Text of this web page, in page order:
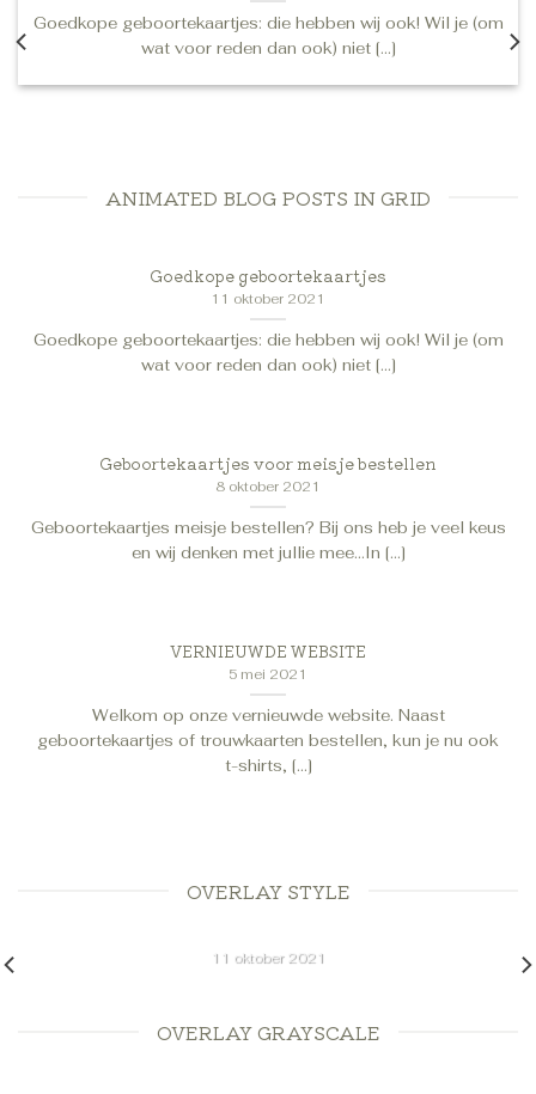
Goedkope geboortekaartjes: die hebben wij ook! Wil je (om
wat voor reden dan ook) niet [...]
ANIMATED BLOG POSTS IN GRID
Goedkope geboortekaartjes
11 oktober 2021
Goedkope geboortekaartjes: die hebben wij ook! Wil je (om
wat voor reden dan ook) niet [...]
Geboortekaartjes voor meisje bestellen
8 oktober 2021
Geboortekaartjes meisje bestellen? Bij ons heb je veel keus
en wij denken met jullie mee…In [...]
VERNIEUWDE WEBSITE
5 mei 2021
Welkom op onze vernieuwde website. Naast
geboortekaartjes of trouwkaarten bestellen, kun je nu ook
t-shirts, [...]
OVERLAY STYLE
11 oktober 2021
(om wat voor reden dan ook) niet [...]
OVERLAY GRAYSCALE